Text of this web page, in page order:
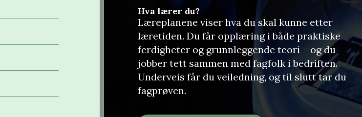
Hva lærer du?
Læreplanene viser hva du skal kunne etter
læretiden. Du får opplæring i både praktiske
ferdigheter og grunnleggende teori – og du
jobber tett sammen med fagfolk i bedriften.
Underveis får du veiledning, og til slutt tar du
fagprøven.